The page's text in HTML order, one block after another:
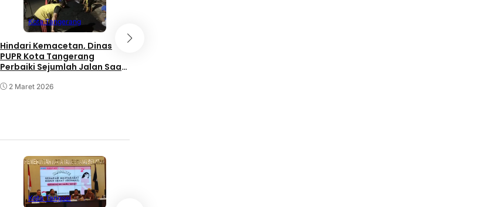
Kota Tangerang
Hindari Kemacetan, Dinas
PUPR Kota Tangerang
Perbaiki Sejumlah Jalan Saat
2 Maret 2026
Kota Tangsel